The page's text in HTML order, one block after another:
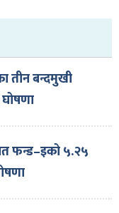
तीन बन्दमुखी
फन्ड–इको ५.२५